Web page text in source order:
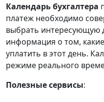
Календарьбухгалтера
платеж необходимо
выбрать интересующую
информация о том,
уплатить в этот день.
режиме реального
Полезные сервисы: